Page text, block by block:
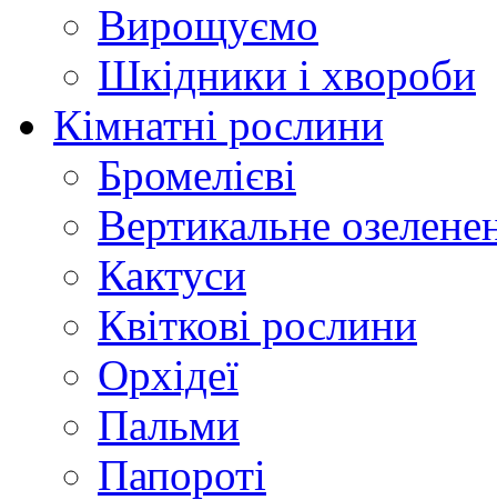
Вирощуємо
Шкідники і хвороби
Кімнатні рослини
Бромелієві
Вертикальне
Кактуси
Квіткові рослини
Орхідеї
Пальми
Папороті